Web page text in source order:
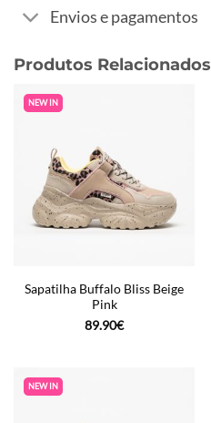
Envios e pagamentos
Produtos Relacionados
NEW IN
Sapatilha Buffalo Bliss Beige
Pink
89.90€
NEW IN